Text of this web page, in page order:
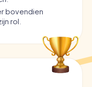
bovendien
rol.